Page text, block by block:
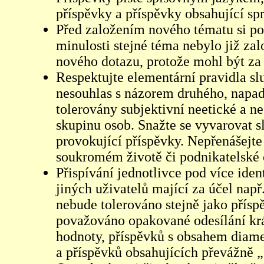
příspěvky a příspěvky obsahující
Před založením nového tématu si
minulosti stejné téma nebylo již
nového dotazu, protože mohl být
Respektujte elementární pravidla
nesouhlas s názorem druhého,
tolerovány subjektivní neetické a
skupinu osob. Snažte se vyvarovat
provokující příspěvky.
soukromém životě či podnikatelské
Přispívání jednotlivce pod více
jiných uživatelů mající za účel
nebude tolerováno stejně jako
považováno opakované odesílání
hodnoty, příspěvků s obsahem
a příspěvků obsahujících převážně